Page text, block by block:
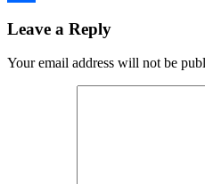
Leave a Reply
Your email address will not be